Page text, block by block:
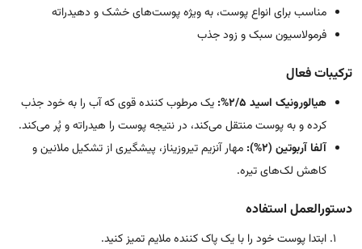
مناسب برای انواع پوست، به ویژه پوست‌های خشک و دهیدراته
فرمولاسیون سبک و زود جذب
ترکیبات فعال
هیالورونیک اسید 2/5%:
یک مرطوب کننده قوی که آب را به خود جذب
کرده و به پوست منتقل می‌کند، در نتیجه پوست را هیدراته و پُر می‌کند.
آلفا آربوتین (2%):
مهار آنزیم تیروزیناز، پیشگیری از تشکیل ملانین و
کاهش لک‌های تیره.
دستورالعمل استفاده
ابتدا پوست خود را با یک پاک کننده ملایم تمیز کنید.